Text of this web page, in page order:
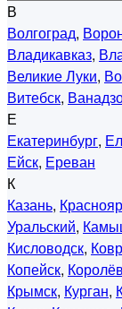
В
Волгоград,
Владикавказ,
Великие Луки,
Витебск,
Е
Екатеринбург,
Ейск, Ереван
К
Казань,
Уральский,
Кисловодск,
Копейск, Королёв
Крымск, Курган,